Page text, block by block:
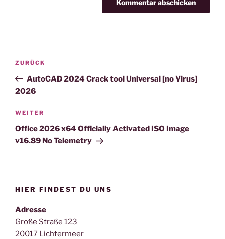
Beitragsnavigation
Vorheriger
Beitrag
ZURÜCK
AutoCAD 2024 Crack tool Universal [no Virus]
2026
Nächster
Beitrag
WEITER
Office 2026 x64 Officially Activated ISO Image
v16.89 No Telemetry
HIER FINDEST DU UNS
Adresse
Große Straße 123
20017 Lichtermeer